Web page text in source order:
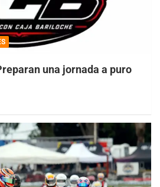
una jornada a puro